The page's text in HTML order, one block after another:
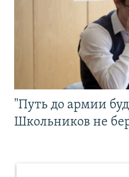
"Путь до армии
Школьников не